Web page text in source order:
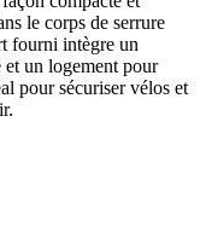
le corps de serrure
fourni intègre un
un logement pour
pour sécuriser vélos et